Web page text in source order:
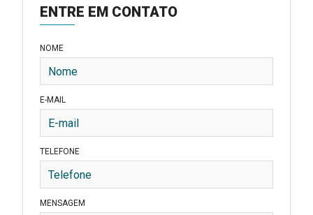
ENTRE EM CONTATO
NOME
E-MAIL
TELEFONE
MENSAGEM